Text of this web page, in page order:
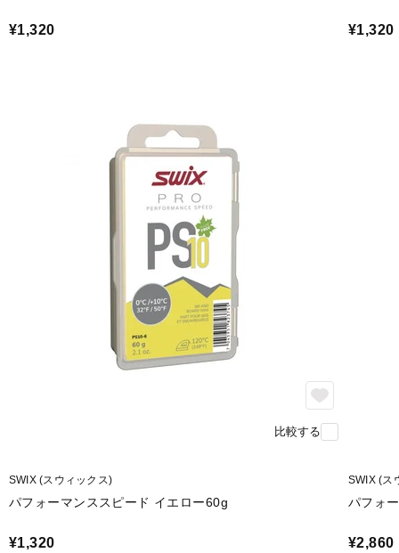
¥1,320 ¥1,320
比較する
SWIX (スウィックス)
パフォーマンススピード イエロー60g
¥1,320
SWIX (ス
パフォ
¥2,860